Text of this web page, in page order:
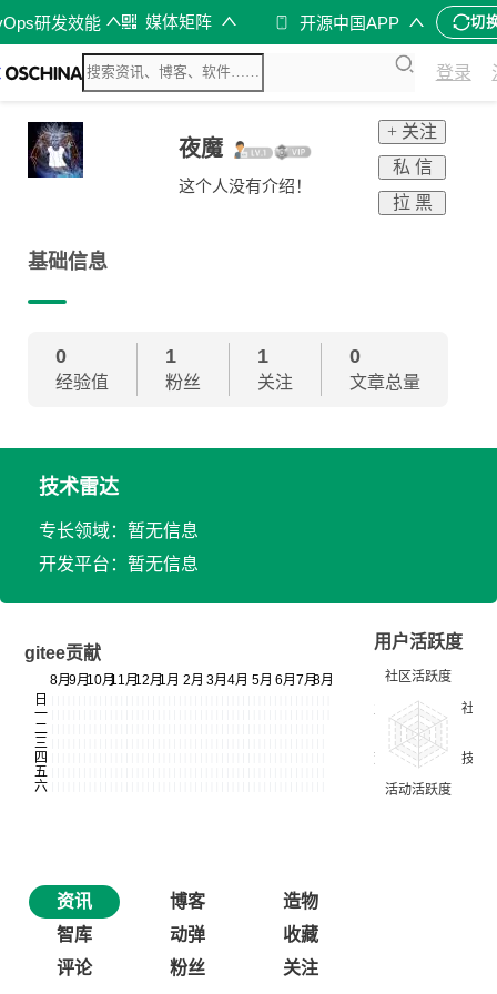
研发效能 媒体矩阵 开源中国APP 切
登录
夜魔
这个人没有介绍！
+ 关注
私 信
拉 黑
基础信息
0
经验值
1
粉丝
1
关注
0
文章总量
技术雷达
专长领域：暂无信息
开发平台：暂无信息
gitee贡献
用户活跃度
资讯 博客
造物
智库
动弹
收藏
评论
粉丝 关注